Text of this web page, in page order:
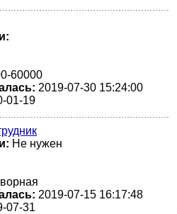
60000
2019-07-30 15:24:00
01-19
Не нужен
2019-07-15 16:17:48
07-31